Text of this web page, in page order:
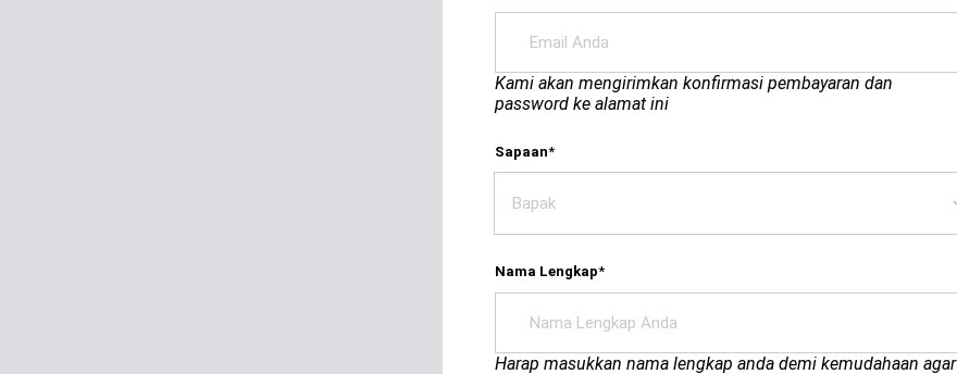
Kami akan mengirimkan konfirmasi pembayaran dan
password ke alamat ini
Sapaan*
Nama Lengkap*
Harap masukkan nama lengkap anda demi kemudahaan agar